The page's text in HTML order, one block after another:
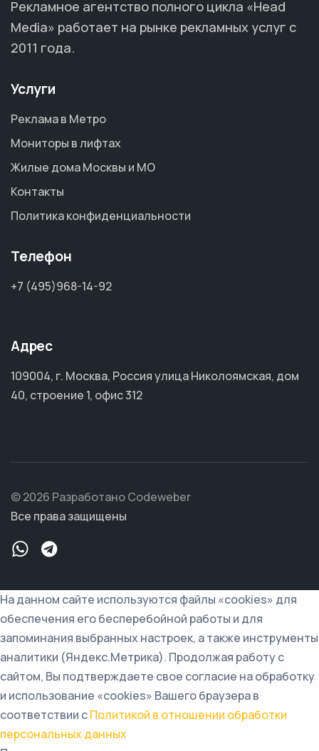
Рекламное агентство полного цикла «Head
Media» работает на рынке рекламных услуг с
2011 года.
Услуги
Реклама в Метро
Мониторы в лифтах
Жилые дома Москвы и МО
Контакты
Политика конфиденциальности
Телефон
+7 (495)968-14-92
Адрес
109004, г. Москва, Россия улица Николоямская, дом
40, строение 1, офис 312
© 2026 Разработано Codeweber
Все права защищены
На данном сайте используются файлы «cookies» для
обеспечения его бесперебойной работы и для
запоминания выбранных настроек, а также инструменты
аналитики (Яндекс.Метрика). Продолжая работу с
сайтом, Вы подтверждаете свое согласие на обработку
и использование «cookies» Вашего браузера в
соответствии сПолитикой в отношении обработки
персональных данных